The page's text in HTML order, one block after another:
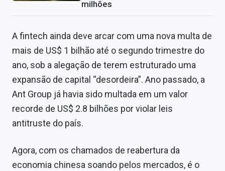
milhões
A fintech ainda deve arcar com uma nova multa de
mais de US$ 1 bilhão até o segundo trimestre do
ano, sob a alegação de terem estruturado uma
expansão de capital “desordeira”. Ano passado, a
Ant Group já havia sido multada em um valor
recorde de US$ 2.8 bilhões por violar leis
antitruste do país.
Agora, com os chamados de reabertura da
economia chinesa soando pelos mercados, é o